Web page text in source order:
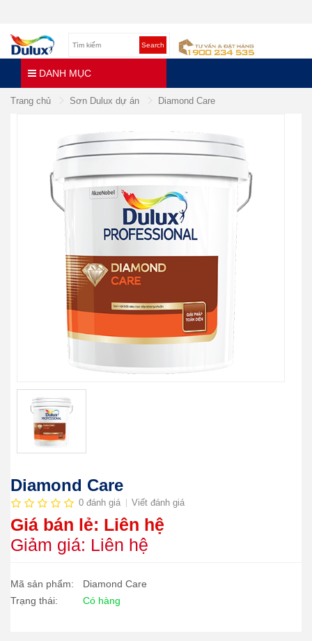
Search
DANH MỤC
Trang chủ Sơn Dulux dự án Diamond Care
Diamond Care
0 đánh giá Viết đánh giá
Giá bán lẻ: Liên hệ
Giảm giá: Liên hệ
Mã sản phẩm:
Diamond Care
Trạng thái:
Có hàng